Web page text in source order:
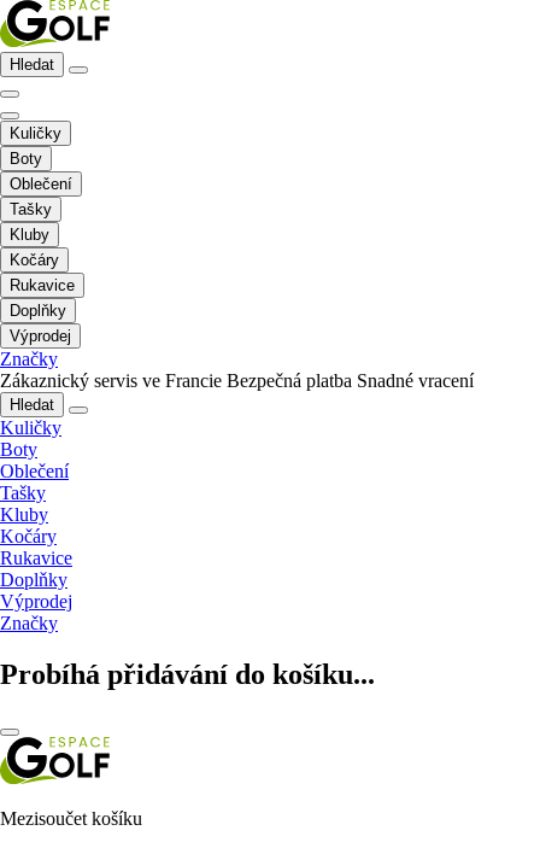
Hledat
Kuličky
Boty
Oblečení
Tašky
Kluby
Kočáry
Rukavice
Doplňky
Výprodej
Značky
Zákaznický servis ve Francie Bezpečná platba Snadné vracení
Hledat
Kuličky
Boty
Oblečení
Tašky
Kluby
Kočáry
Rukavice
Doplňky
Výprodej
Značky
Probíhá přidávání do košíku...
Mezisoučet košíku